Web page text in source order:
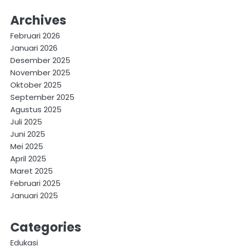
Archives
Februari 2026
Januari 2026
Desember 2025
November 2025
Oktober 2025
September 2025
Agustus 2025
Juli 2025
Juni 2025
Mei 2025
April 2025
Maret 2025
Februari 2025
Januari 2025
Categories
Edukasi